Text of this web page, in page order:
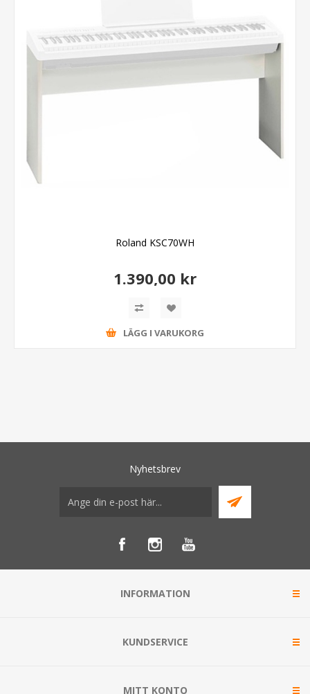
Roland KSC70WH
1.390,00 kr
LÄGG I VARUKORG
Nyhetsbrev
INFORMATION
KUNDSERVICE
MITT KONTO